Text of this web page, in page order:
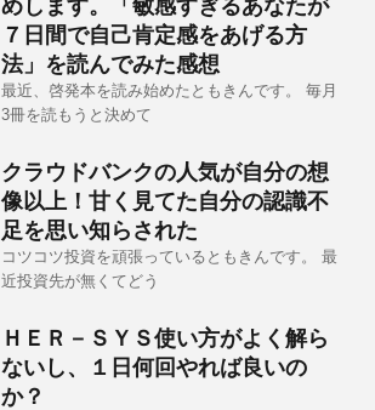
めします。「敏感すぎるあなたが
７日間で自己肯定感をあげる方
法」を読んでみた感想
最近、啓発本を読み始めたともきんです。 毎月
3冊を読もうと決めて
クラウドバンクの人気が自分の想
像以上！甘く見てた自分の認識不
足を思い知らされた
コツコツ投資を頑張っているともきんです。 最
近投資先が無くてどう
ＨＥＲ－ＳＹＳ使い方がよく解ら
ないし、１日何回やれば良いの
か？